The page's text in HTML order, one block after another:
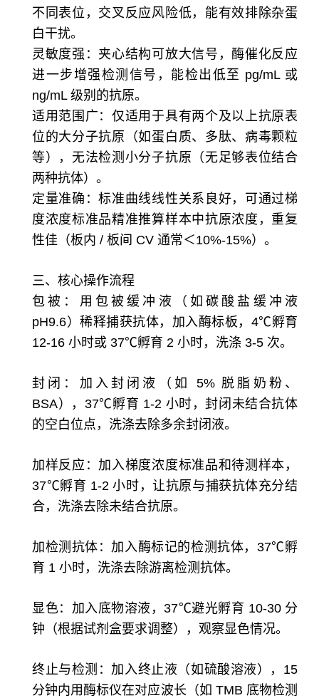
不同表位，交叉反应风险低，能有效排除杂蛋
白干扰。
灵敏度强：夹心结构可放大信号，酶催化反应
进一步增强检测信号，能检出低至 pg/mL 或
ng/mL 级别的抗原。
适用范围广：仅适用于具有两个及以上抗原表
位的大分子抗原（如蛋白质、多肽、病毒颗粒
等），无法检测小分子抗原（无足够表位结合
两种抗体）。
定量准确：标准曲线线性关系良好，可通过梯
度浓度标准品精准推算样本中抗原浓度，重复
性佳（板内 / 板间 CV 通常＜10%-15%）。
三、核心操作流程
包被：用包被缓冲液（如碳酸盐缓冲液
pH9.6）稀释捕获抗体，加入酶标板，4℃孵育
12-16 小时或 37℃孵育 2 小时，洗涤 3-5 次。
封闭：加入封闭液（如 5% 脱脂奶粉、
BSA），37℃孵育 1-2 小时，封闭未结合抗体
的空白位点，洗涤去除多余封闭液。
加样反应：加入梯度浓度标准品和待测样本，
37℃孵育 1-2 小时，让抗原与捕获抗体充分结
合，洗涤去除未结合抗原。
加检测抗体：加入酶标记的检测抗体，37℃孵
育 1 小时，洗涤去除游离检测抗体。
显色：加入底物溶液，37℃避光孵育 10-30 分
钟（根据试剂盒要求调整），观察显色情况。
终止与检测：加入终止液（如硫酸溶液），15
分钟内用酶标仪在对应波长（如 TMB 底物检测